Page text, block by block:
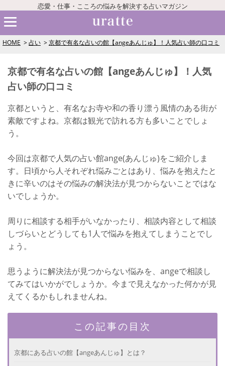
恋愛・仕事・こころの悩みを解決する占いマガジン
HOME 占い 京都で有名な占いの館【angeあんじゅ】！人気占い師の口コミ
京都で有名な占いの館【angeあんじゅ】！人気
占い師の口コミ
京都というと、有名なお寺や和の香り漂う風情のある街が
素敵ですよね。京都は観光で訪れる方も多いことでしょ
う。
今回は京都で人気の占い館ange(あんじゅ)をご紹介しま
す。日頃から人それぞれ悩みごとはあり、悩みを抱えたと
きに辛いのはその悩みの解決法が見つからないことではな
いでしょうか。
周りに相談する相手がいなかったり、相談内容として相談
しづらいとどうしても1人で悩みを抱えてしまうことでし
ょう。
思うように解決法が見つからない悩みを、angeで相談し
てみてはいかがでしょうか。今まで見えなかった何かが見
えてくるかもしれませんね。
この記事の目次
京都にある占いの館【angeあんじゅ】とは？